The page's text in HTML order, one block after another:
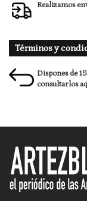
Realizamos
Términos y
Dispones de
consultarlos